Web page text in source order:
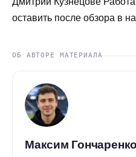
оставить после обзора в
ОБ АВТОРЕ МАТЕРИАЛА
Максим Гончаренко